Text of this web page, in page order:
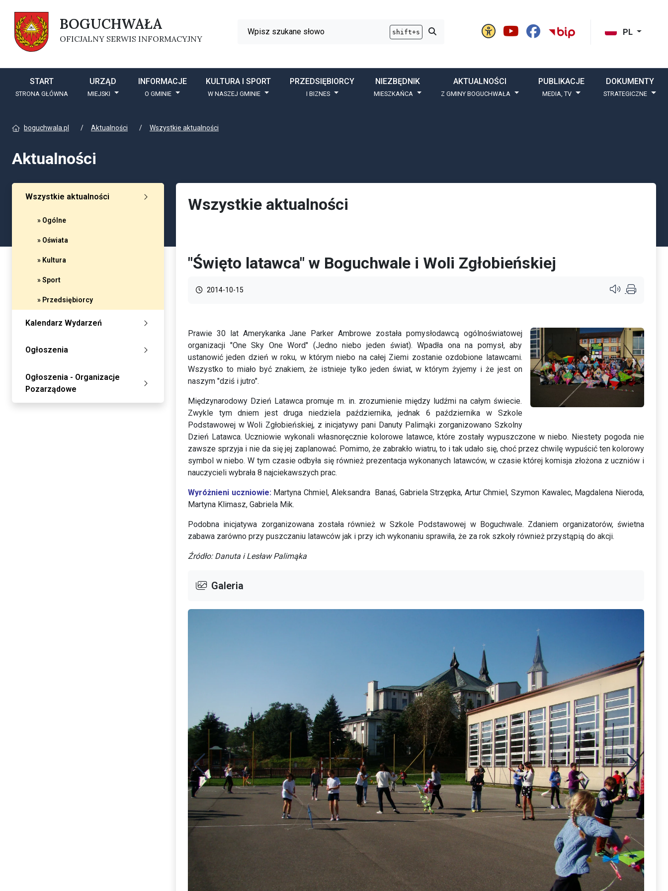
BOGUCHWAŁA
OFICJALNY SERWIS INFORMACYJNY
PL
Panel ustawień witryny
BIP Gminy
Wyszukiwarka shift+s Przycisk szukaj
START
STRONA GŁÓWNA
URZĄD
MIEJSKI
INFORMACJE
O GMINIE
KULTURA I SPORT
W NASZEJ GMINIE
PRZEDSIĘBIORCY
I BIZNES
NIEZBĘDNIK
MIESZKAŃCA
AKTUALNOŚCI
Z GMINY BOGUCHWAŁA
PUBLIKACJE
MEDIA, TV
DOKUMENTY
STRATEGICZNE
boguchwala.pl Aktualności Wszystkie aktualności
Aktualności
Wszystkie aktualności
» Ogólne
» Oświata
» Kultura
» Sport
» Przedsiębiorcy
Kalendarz Wydarzeń
Ogłoszenia
Ogłoszenia - Organizacje
Pozarządowe
Wszystkie aktualności
"Święto latawca" w Boguchwale i Woli Zgłobieńskiej
2014-10-15 Przycisk systemu
Prawie 30 lat Amerykanka Jane Parker Ambrowe została pomysłodawcą ogólnoświatowej
organizacji "One Sky One Word" (Jedno niebo jeden świat). Wpadła ona na pomysł, aby
ustanowić jeden dzień w roku, w którym niebo na całej Ziemi zostanie ozdobione latawcami.
Wszystko to miało być znakiem, że istnieje tylko jeden świat, w którym żyjemy i że jest on
naszym "dziś i jutro".
Międzynarodowy Dzień Latawca promuje m. in. zrozumienie między ludźmi na całym świecie.
Zwykle tym dniem jest druga niedziela października, jednak 6 października w Szkole
Podstawowej w Woli Zgłobieńskiej, z inicjatywy pani Danuty Palimąki zorganizowano Szkolny
Dzień Latawca. Uczniowie wykonali własnoręcznie kolorowe latawce, które zostały wypuszczone w niebo. Niestety pogoda nie
zawsze sprzyja i nie da się jej zaplanować. Pomimo, że zabrakło wiatru, to i tak udało się, choć przez chwilę wypuścić ten kolorowy
symbol w niebo. W tym czasie odbyła się również prezentacja wykonanych latawców, w czasie której komisja złożona z uczniów i
nauczycieli wybrała 8 najciekawszych prac.
Wyróżnieni uczniowie:Martyna Chmiel, Aleksandra Banaś, Gabriela Strzępka, Artur Chmiel, Szymon Kawalec, Magdalena Nieroda,
Martyna Klimasz, Gabriela Mik.
Podobna inicjatywa zorganizowana została również w Szkole Podstawowej w Boguchwale. Zdaniem organizatorów, świetna
zabawa zarówno przy puszczaniu latawców jak i przy ich wykonaniu sprawiła, że za rok szkoły również przystąpią do akcji.
Źródło: Danuta i Lesław Palimąka
Galeria